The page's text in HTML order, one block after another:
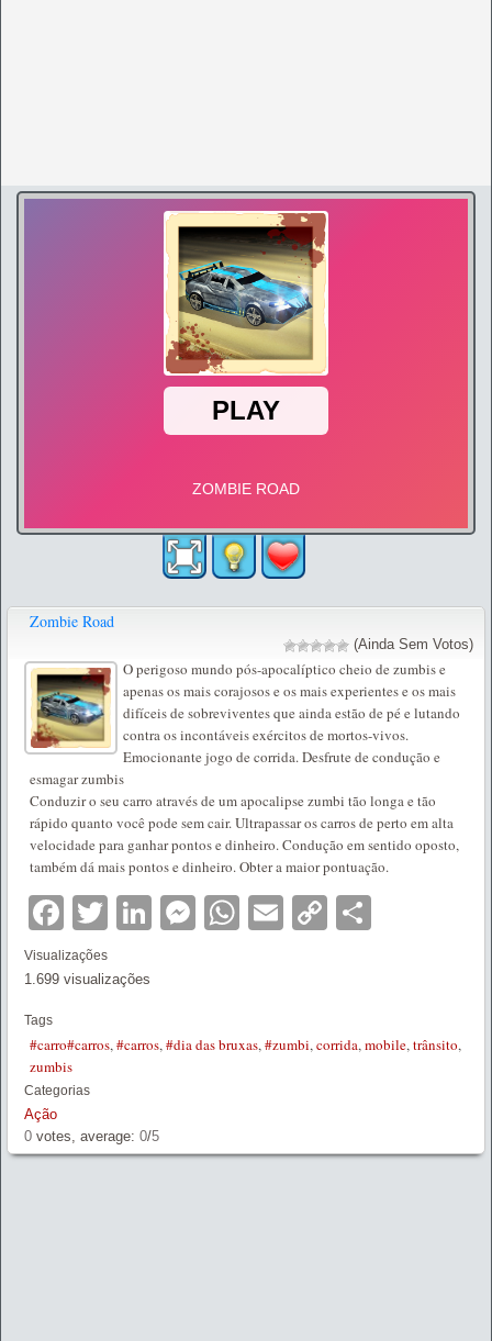
Zombie Road
(Ainda Sem Votos)
O perigoso mundo pós-apocalíptico cheio de zumbis e
apenas os mais corajosos e os mais experientes e os mais
difíceis de sobreviventes que ainda estão de pé e lutando
contra os incontáveis exércitos de mortos-vivos.
Emocionante jogo de corrida. Desfrute de condução e
esmagar zumbis
Conduzir o seu carro através de um apocalipse zumbi tão longa e tão
rápido quanto você pode sem cair. Ultrapassar os carros de perto em alta
velocidade para ganhar pontos e dinheiro. Condução em sentido oposto,
também dá mais pontos e dinheiro. Obter a maior pontuação.
Facebook
TwitterLinkedIn
Messenger
WhatsApp
EmailCopy
Visualizações
1.699 visualizações
Tags
#carro#carros,#carros,#dia das bruxas,#zumbi,corrida,mobile,trânsito,
zumbis
Categorias
Ação
0 votes, average: 0/5